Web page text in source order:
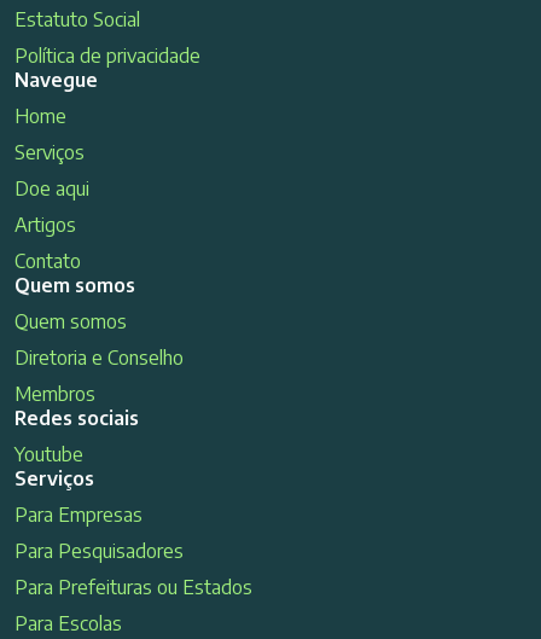
Estatuto Social
Política de privacidade
Navegue
Home
Serviços
Doe aqui
Artigos
Contato
Quem somos
Quem somos
Diretoria e Conselho
Membros
Redes sociais
Youtube
Serviços
Para Empresas
Para Pesquisadores
Para Prefeituras ou Estados
Para Escolas